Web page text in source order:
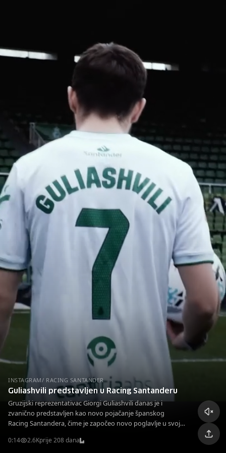
INSTAGRAM/ RACING SANTANDER
Guliashvili predstavljen u Racing Santanderu
Gruzijski reprezentativac Giorgi Guliashvili danas je i
zvanično predstavljen kao novo pojačanje španskog
Racing Santandera, čime je započeo novo poglavlje u svojoj
0:14 2.6Kprije 208 dana